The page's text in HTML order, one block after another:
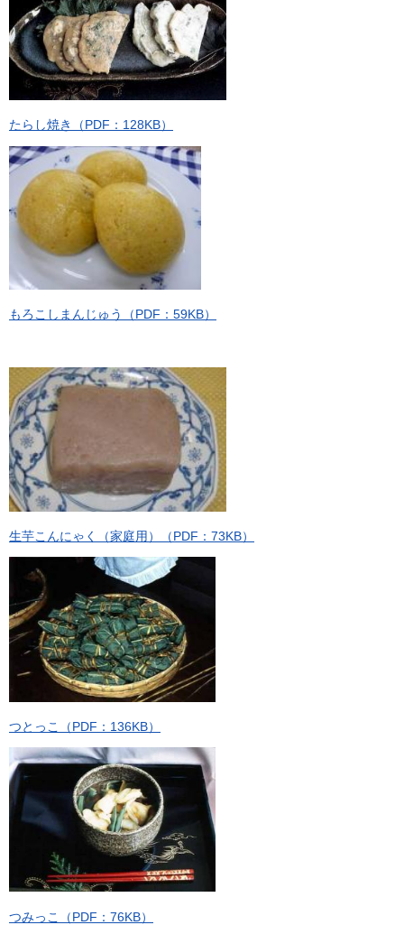
たらし焼き（PDF：128KB）
もろこしまんじゅう（PDF：59KB）
生芋こんにゃく（家庭用）（PDF：73KB）
つとっこ（PDF：136KB）
つみっこ（PDF：76KB）